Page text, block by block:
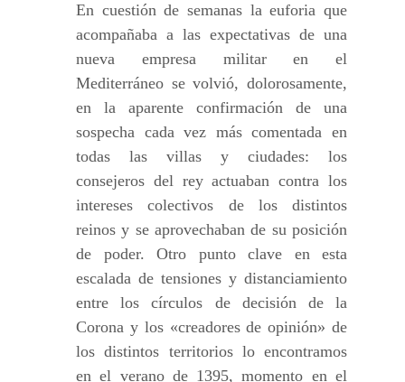
En cuestión de semanas la euforia que
acompañaba a las expectativas de una
nueva empresa militar en el
Mediterráneo se volvió, dolorosamente,
en la aparente confirmación de una
sospecha cada vez más comentada en
todas las villas y ciudades: los
consejeros del rey actuaban contra los
intereses colectivos de los distintos
reinos y se aprovechaban de su posición
de poder. Otro punto clave en esta
escalada de tensiones y distanciamiento
entre los círculos de decisión de la
Corona y los «creadores de opinión» de
los distintos territorios lo encontramos
en el verano de 1395, momento en el